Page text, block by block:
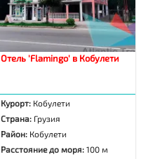
Отель 'Flamingo' в Кобулети
Курорт: Кобулети
Страна: Грузия
Район: Кобулети
Расстояние до моря:100 м